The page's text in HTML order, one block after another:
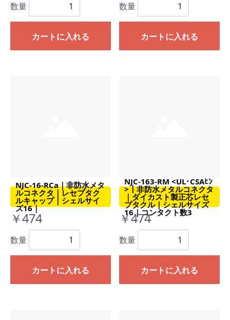
数量
カートに入れる
数量
カートに入れる
NJC-16-RCa｜非防水メタ
ルコネクタ｜レセプタク
ルキャップ｜シェルサイ
ズ16｜
￥474
数量
カートに入れる
NJC-163-RM <UL･CSAﾋﾝ
>｜非防水メタルコネクタ
｜ダイカスト製正芯レセ
プタクル｜シェルサイズ
16｜コンタクト数3
￥474
数量
カートに入れる